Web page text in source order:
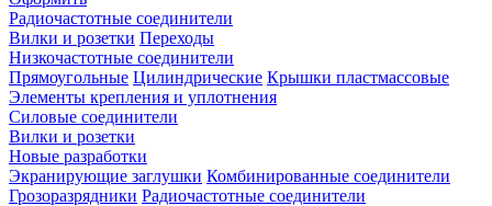
Радиочастотные соединители
Вилки и розетки Переходы
Низкочастотные соединители
Прямоугольные Цилиндрические Крышки пластмассовые
Элементы крепления и уплотнения
Силовые соединители
Вилки и розетки
Новые разработки
Экранирующие заглушки Комбинированные соединители
Грозоразрядники Радиочастотные соединители